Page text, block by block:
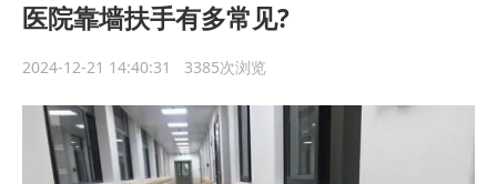
医院靠墙扶手有多常见?
2024-12-21 14:40:31 3385次浏览